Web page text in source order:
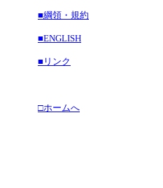
■綱領・規約
■ENGLISH
■リンク
□ホームへ